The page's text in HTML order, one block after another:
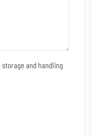
and handling